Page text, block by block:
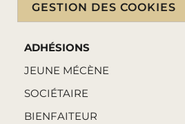
GESTION DES COOKIES
ADHÉSIONS
JEUNE MÉCÈNE
SOCIÉTAIRE
BIENFAITEUR